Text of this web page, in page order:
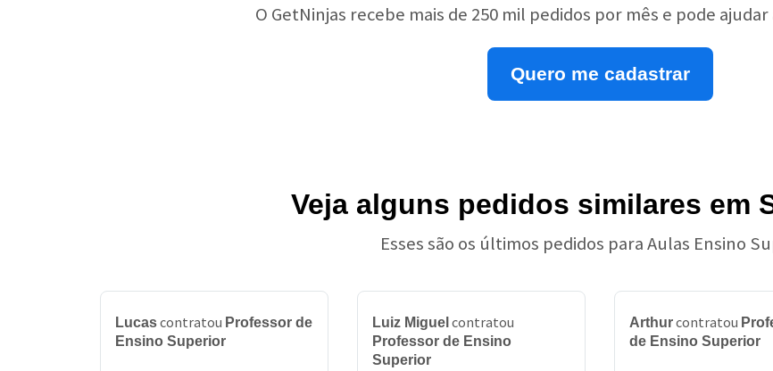
O GetNinjas recebe mais de 250 mil pedidos por mês e pode
Quero me cadastrar
Veja alguns pedidos similares em
Esses são os últimos pedidos para Aulas Ensino
Lucascontratou Professor de
Ensino Superior
Luiz Miguel contratou
Professor de Ensino
Superior
Arthurcontratou
de Ensino Superior